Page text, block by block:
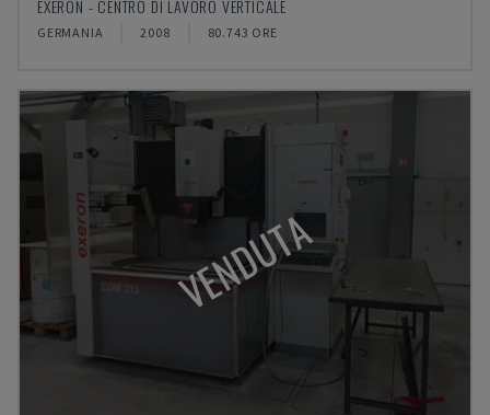
EXERON - CENTRO DI LAVORO VERTICALE
GERMANIA 2008 80.743 ORE
VENDUTA